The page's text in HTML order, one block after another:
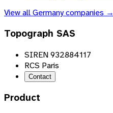
View allGermanycompanies →
Topograph SAS
SIREN 932884117
RCS Paris
Contact
Product